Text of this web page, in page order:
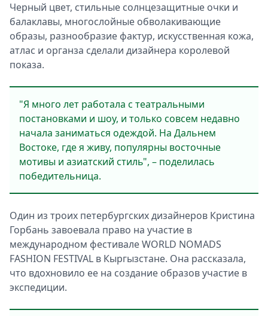
Черный цвет, стильные солнцезащитные очки и
балаклавы, многослойные обволакивающие
образы, разнообразие фактур, искусственная кожа,
атлас и органза сделали дизайнера королевой
показа.
"Я много лет работала с театральными
постановками и шоу, и только совсем недавно
начала заниматься одеждой. На Дальнем
Востоке, где я живу, популярны восточные
мотивы и азиатский стиль", – поделилась
победительница.
Один из троих петербургских дизайнеров Кристина
Горбань завоевала право на участие в
международном фестивале WORLD NOMADS
FASHION FESTIVAL в Кыргызстане. Она рассказала,
что вдохновило ее на создание образов участие в
экспедиции.